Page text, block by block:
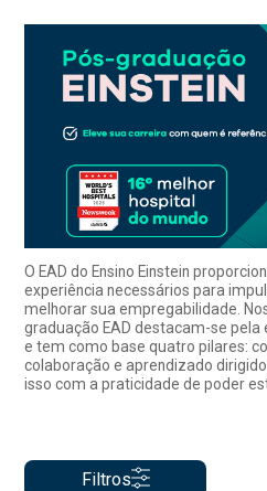
O EAD do Ensino Einstein
experiência necessários para
melhorar sua empregabilidade.
graduação EAD destacam-se pela
e tem como base quatro pilares:
colaboração e aprendizado
isso com a praticidade de poder
Filtros